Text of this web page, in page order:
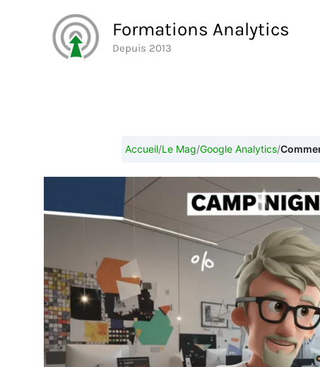
Formations Analytics
Depuis 2013
Accueil/Le Mag/Google Analytics/